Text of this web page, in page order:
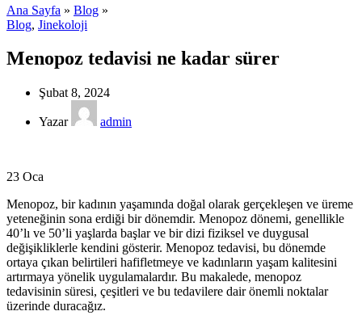
Ana Sayfa » Blog »
Blog, Jinekoloji
Menopoz tedavisi ne kadar sürer
Şubat 8, 2024
Yazar admin
23 Oca
Menopoz, bir kadının yaşamında doğal olarak gerçekleşen ve üreme
yeteneğinin sona erdiği bir dönemdir. Menopoz dönemi, genellikle
40’lı ve 50’li yaşlarda başlar ve bir dizi fiziksel ve duygusal
değişikliklerle kendini gösterir. Menopoz tedavisi, bu dönemde
ortaya çıkan belirtileri hafifletmeye ve kadınların yaşam kalitesini
artırmaya yönelik uygulamalardır. Bu makalede, menopoz
tedavisinin süresi, çeşitleri ve bu tedavilere dair önemli noktalar
üzerinde duracağız.